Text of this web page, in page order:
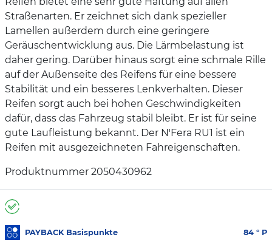
Straßenarten. Er zeichnet sich dank spezieller
Lamellen außerdem durch eine geringere
Geräuschentwicklung aus. Die Lärmbelastung ist
daher gering. Darüber hinaus sorgt eine schmale Rille
auf der Außenseite des Reifens für eine bessere
Stabilität und ein besseres Lenkverhalten. Dieser
Reifen sorgt auch bei hohen Geschwindigkeiten
dafür, dass das Fahrzeug stabil bleibt. Er ist für seine
gute Laufleistung bekannt. Der N'Fera RU1 ist ein
Reifen mit ausgezeichneten Fahreigenschaften.
Produktnummer 2050430962
PAYBACK Basispunkte 84 ° P